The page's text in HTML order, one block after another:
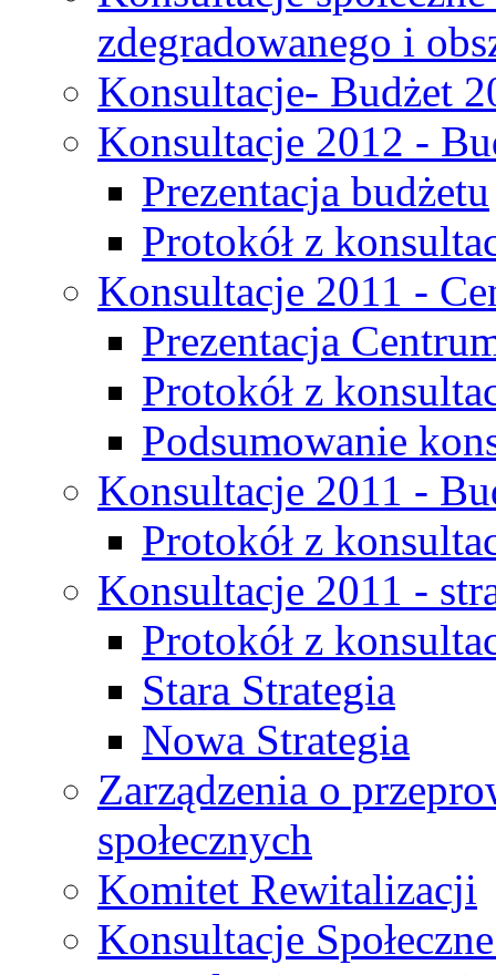
zdegradowanego i
Konsultacje- Budżet
Konsultacje 2012 -
Prezentacja budżetu
Protokół z
Konsultacje 2011 -
Prezentacja
Protokół z
Podsumowanie
Konsultacje 2011 -
Protokół z
Konsultacje 2011 -
Protokół z
Stara Strategia
Nowa Strategia
Zarządzenia o
społecznych
Komitet Rewitalizacji
Konsultacje